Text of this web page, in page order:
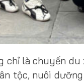
chỉ là chuyến
tộc, nuôi